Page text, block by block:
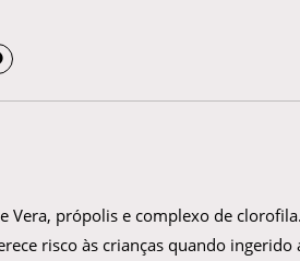
Vera, própolis e complexo de
risco às crianças quando ingerido